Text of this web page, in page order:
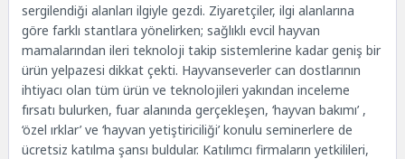
sergilendiği alanları ilgiyle gezdi. Ziyaretçiler, ilgi alanlarına
göre farklı stantlara yönelirken; sağlıklı evcil hayvan
mamalarından ileri teknoloji takip sistemlerine kadar geniş bir
ürün yelpazesi dikkat çekti. Hayvanseverler can dostlarının
ihtiyacı olan tüm ürün ve teknolojileri yakından inceleme
fırsatı bulurken, fuar alanında gerçekleşen, ‘hayvan bakımı’ ,
‘özel ırklar’ ve ‘hayvan yetiştiriciliği’ konulu seminerlere de
ücretsiz katılma şansı buldular. Katılımcı firmaların yetkilileri,